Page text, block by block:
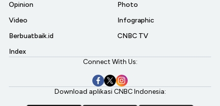
Opinion
Video
Berbuatbaik.id
Index
Photo
Infographic
CNBC TV
Connect With Us:
Download aplikasi CNBC Indonesia: